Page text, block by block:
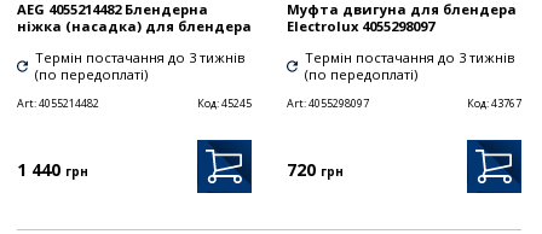
AEG 4055214482 Блендерна
ніжка (насадка) для блендера
Термін постачання до 3 тижнів
(по передоплаті)
Art:4055214482 Код:45245
1 440 грн
Муфта двигуна для блендера
Electrolux 4055298097
Термін постачання до 3 тижнів
(по передоплаті)
Art:4055298097 Код:43767
720 грн